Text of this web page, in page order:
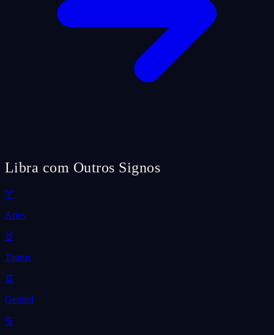
Libra com Outros Signos
♈
Aries
♉
Taurus
♊
Gemini
♋